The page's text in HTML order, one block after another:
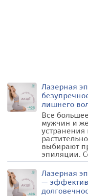
Лазерная
лишнего
Все
мужчин и
устранения
выбирают
эпиляции.
Лазерная
—